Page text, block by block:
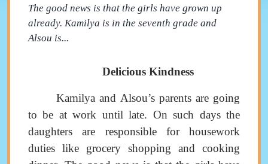
The good news is that the girls have grown up
already. Kamilya is in the seventh grade and
Alsou is...
Delicious Kindness
Kamilya and Alsou’s parents are going
to be at work until late. On such days the
daughters are responsible for housework
duties like grocery shopping and cooking